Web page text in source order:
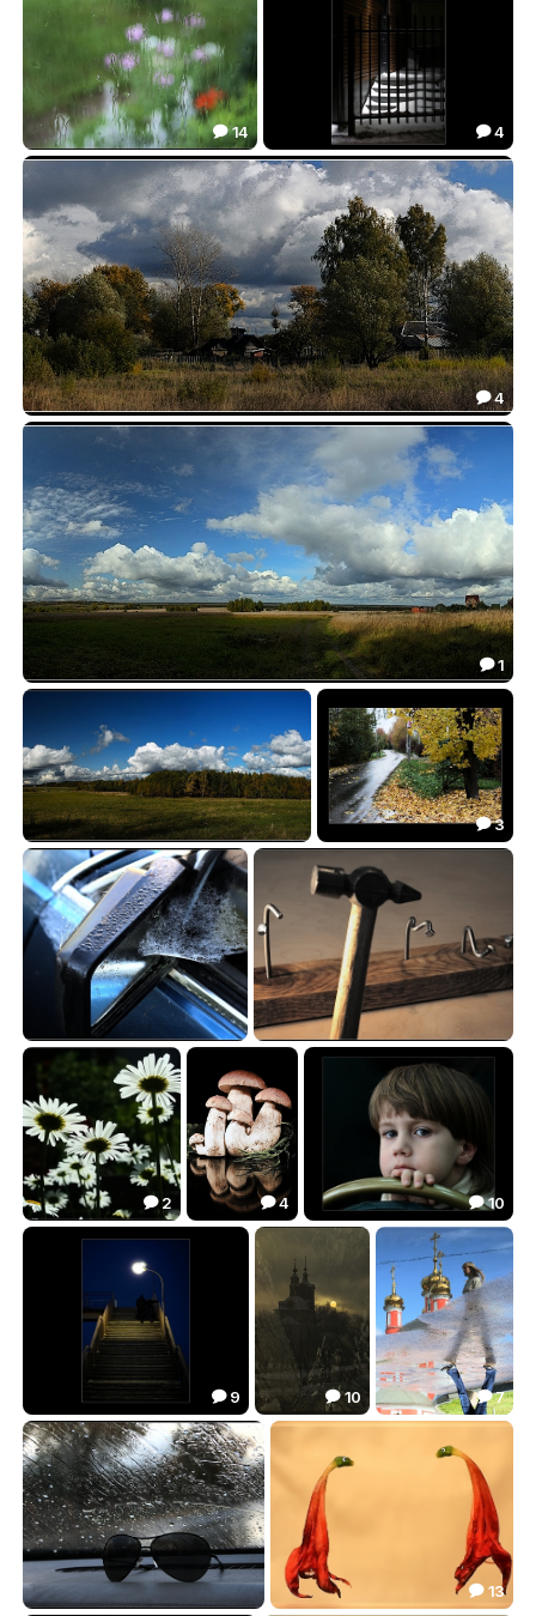
У природы нет плохой погоды
 14
Вдоль и поперёк
 26.35
 4
ОСЕННЯЯ 3
 4
ОСЕННЯЯ 2
 1
ОСЕННЯЯ
25.21
Осенний марафон
23.18
 3
Исключение из правил Противоположности
Незолотое сечение
 2
В десяточку
 4
Глаза в глаза
 10
Пятничная лестница
17.47
 9
Световые галлюцинации
 10
Не полная картина
30.25
 7
 13